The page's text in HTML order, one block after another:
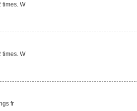
times. W
times. W
fr